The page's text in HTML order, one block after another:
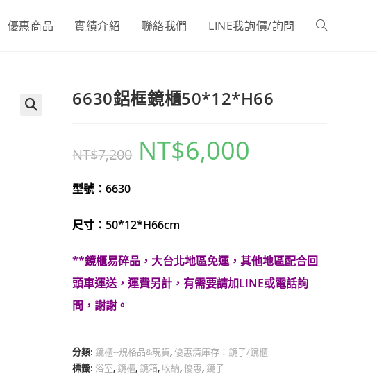
優惠商品 實績介紹 聯絡我們 LINE我詢價/詢問 Toggle
6630鋁框鏡櫃50*12*H66
NT$7,200
原
始
價NT$6,000
型號：6630
尺寸：50*12*H66cm
**鏡櫃易碎品，大台北地區免運，其他地區配合回
頭車運送，運費另計，有需要請加LINE或電話詢
問，謝謝。
分類:鏡櫃--規格品&現貨,優惠清庫存：鏡子/鏡櫃
標籤: 浴室,鏡櫃,鏡箱, 收納,優惠,鏡子